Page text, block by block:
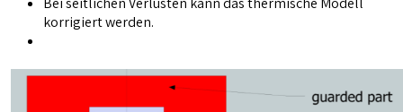
korrigiert werden.